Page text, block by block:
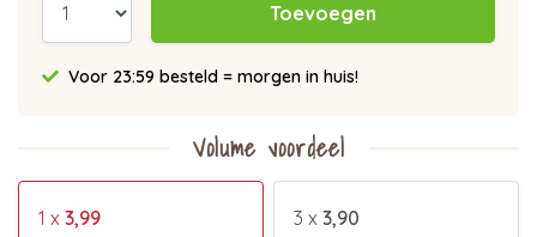
Toevoegen
Voor 23:59 besteld = morgen in huis!
Volume voordeel
1 x 3,99 3 x 3,90